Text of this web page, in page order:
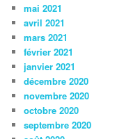
mai 2021
avril 2021
mars 2021
février 2021
janvier 2021
décembre 2020
novembre 2020
octobre 2020
septembre 2020